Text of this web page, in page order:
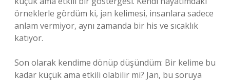
örneklerle gördüm ki, jan kelimesi, insanlara sadece
anlam vermiyor, aynı zamanda bir his ve sıcaklık
katıyor.
Son olarak kendime dönüp düşündüm: Bir kelime bu
kadar küçük ama etkili olabilir mi? Jan, bu soruya